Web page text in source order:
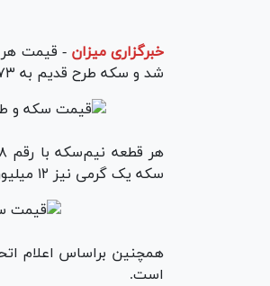
خبرگزاری میزان -
شد و سکه طرح قدیم به ۷۳ میلیون و ۷۰۰ هزار تومان رسید.
سکه یک گرمی نیز ۱۲ میلیون و ۶۰۰ هزارتومان در بازار طلا و سکه معامله شد.
است.